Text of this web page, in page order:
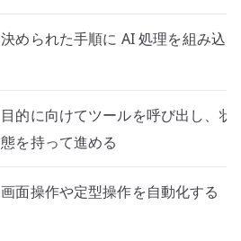
決められた手順に AI 処理を組み込む
目的に向けてツールを呼び出し、状
態を持って進める
画面操作や定型操作を自動化する